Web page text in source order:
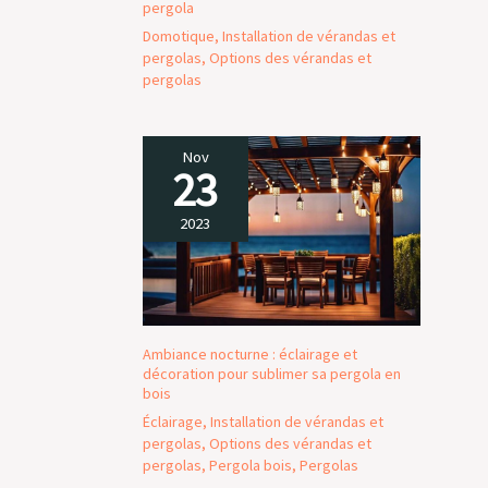
de scie peuvent être
changées facilement
Interrupteur de
verrouillage pour un
confort accru et
moins de fatigue lors
d'une coupe
prolongée GUIDE
LASER & GUIDAGE
PARALLÈLE: La scie
circulaire guidée au
laser avec la règle
rend la coupe plus
et plus
professionnelle.
Guides parallèles
pergola
Domotique, Installation de vérandas et
pergolas, Options des vérandas et
pergolas
Nov
23
2023
Ambiance nocturne : éclairage et
décoration pour sublimer sa pergola en
bois
Éclairage, Installation de vérandas et
pergolas, Options des vérandas et
pergolas, Pergola bois, Pergolas